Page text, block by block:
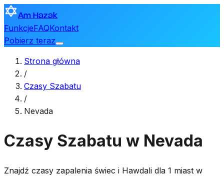
Am Hazak
FunkcjeFAQKontakt
Pobierz teraz
Strona główna
/
Czasy Szabatu
/
Nevada
Czasy Szabatu w Nevada
Znajdź czasy zapalenia świec i Hawdali dla 1 miast w